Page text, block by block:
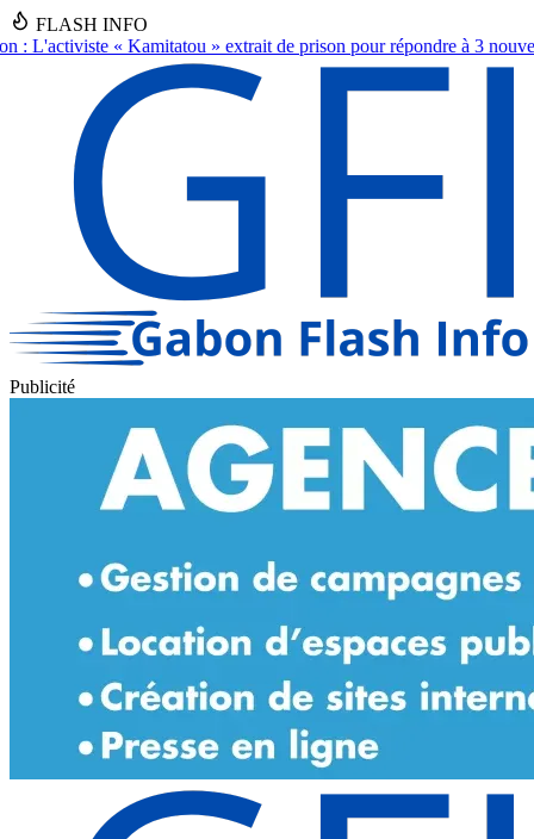
FLASH INFO
de prison pour répondre à 3 nouvelles plaintes●Gabon: Le
Publicité